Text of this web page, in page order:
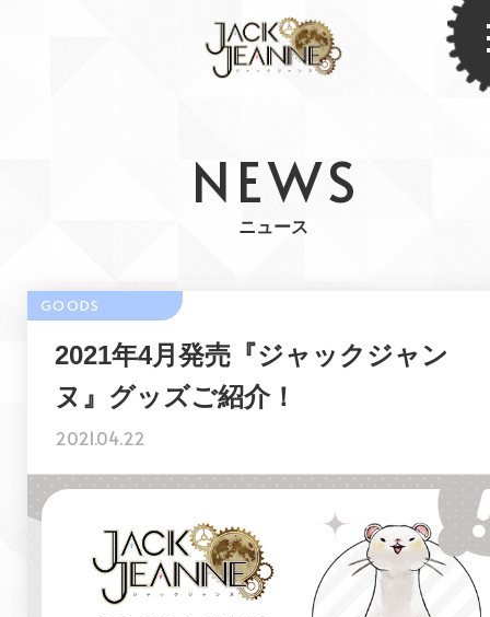
NEWS
ニュース
2021年4月発売『ジャックジャン
ヌ』グッズご紹介！
2021.04.22